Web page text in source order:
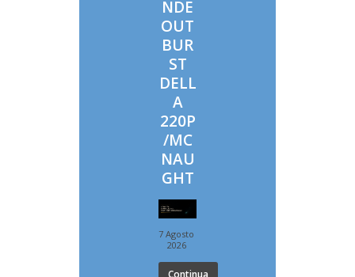
NDE
OUT
BUR
ST
DELL
A
220P
/MC
NAU
GHT
7 Agosto
2026
Continua